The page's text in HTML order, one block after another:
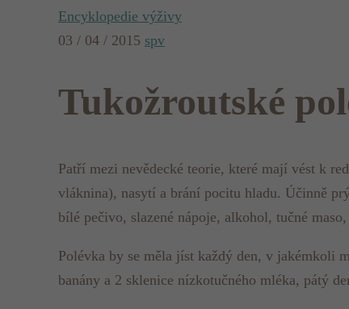
Encyklopedie výživy
03 / 04 / 2015 spv
Tukožroutské
Patří mezi nevědecké teorie, které mají vést k
vláknina), nasytí a brání pocitu hladu. Účinně
bílé pečivo, slazené nápoje, alkohol, tučné
Polévka by se měla jíst každý den, v jakémkoli
banány a 2 sklenice nízkotučného mléka, pátý